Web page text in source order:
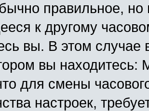
правильное,
к другому
вы. В этом
вы
для смены
настроек,